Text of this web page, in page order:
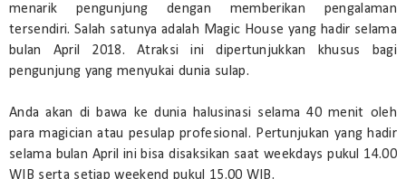
menarik pengunjung dengan memberikan pengalaman
tersendiri. Salah satunya adalah Magic House yang hadir selama
bulan April 2018. Atraksi ini dipertunjukkan khusus bagi
pengunjung yang menyukai dunia sulap.
Anda akan di bawa ke dunia halusinasi selama 40 menit oleh
para magician atau pesulap profesional. Pertunjukan yang hadir
selama bulan April ini bisa disaksikan saat weekdays pukul 14.00
WIB serta setiap weekend pukul 15.00 WIB.